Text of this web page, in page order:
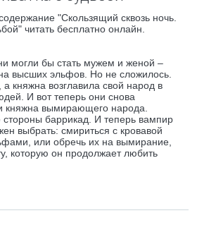
"Скользящий сквозь ночь.
читать бесплатно онлайн.
могли бы стать мужем и женой –
высших эльфов. Но не сложилось.
княжна возглавила свой народ в
И вот теперь они снова
княжна вымирающего народа.
баррикад. И теперь вампир
выбрать: смириться с кровавой
или обречь их на вымирание,
которую он продолжает любить